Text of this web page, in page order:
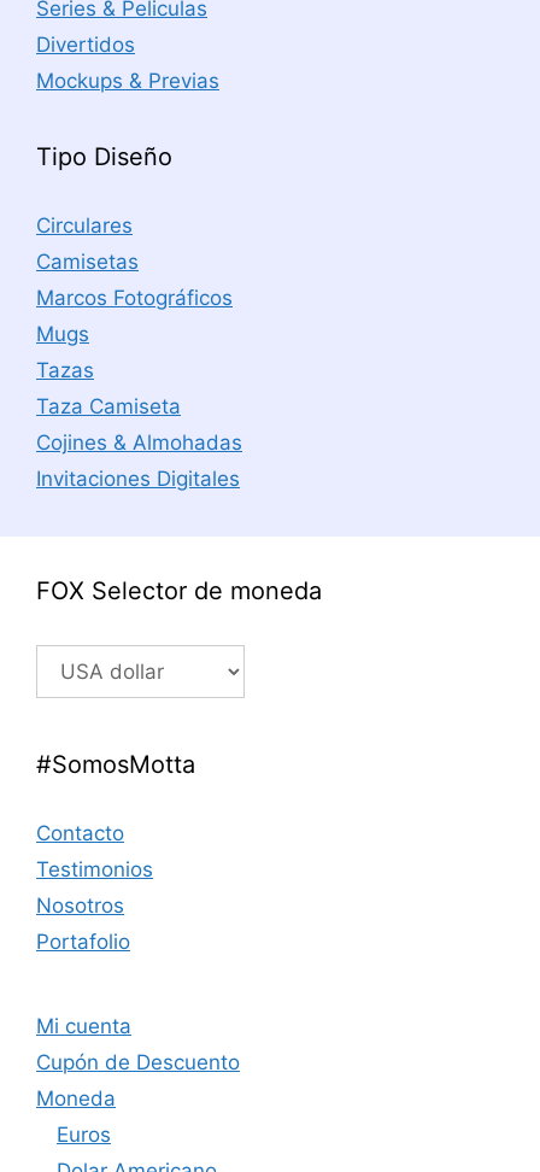
Series & Peliculas
Divertidos
Mockups & Previas
Tipo Diseño
Circulares
Camisetas
Marcos Fotográficos
Mugs
Tazas
Taza Camiseta
Cojines & Almohadas
Invitaciones Digitales
FOX Selector de moneda
#SomosMotta
Contacto
Testimonios
Nosotros
Portafolio
Mi cuenta
Cupón de Descuento
Moneda
Euros